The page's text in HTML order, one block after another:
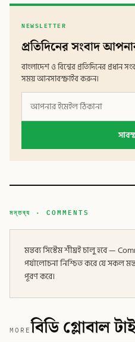
NEWSLETTER
প্রতিদিনের সংবাদ
বাংলাদেশ ও বিশ্বের প্রতিদিনের
সময় আনসাবস্ক্রাইব করুন।
মন্তব্য · COMMENTS
মন্তব্য সিস্টেম শীঘ্রই চালু হবে —
পর্যালোচনা নিশ্চিত করে যে সকল
পূরণ করে।
MOREবিডি গ্লোবাল